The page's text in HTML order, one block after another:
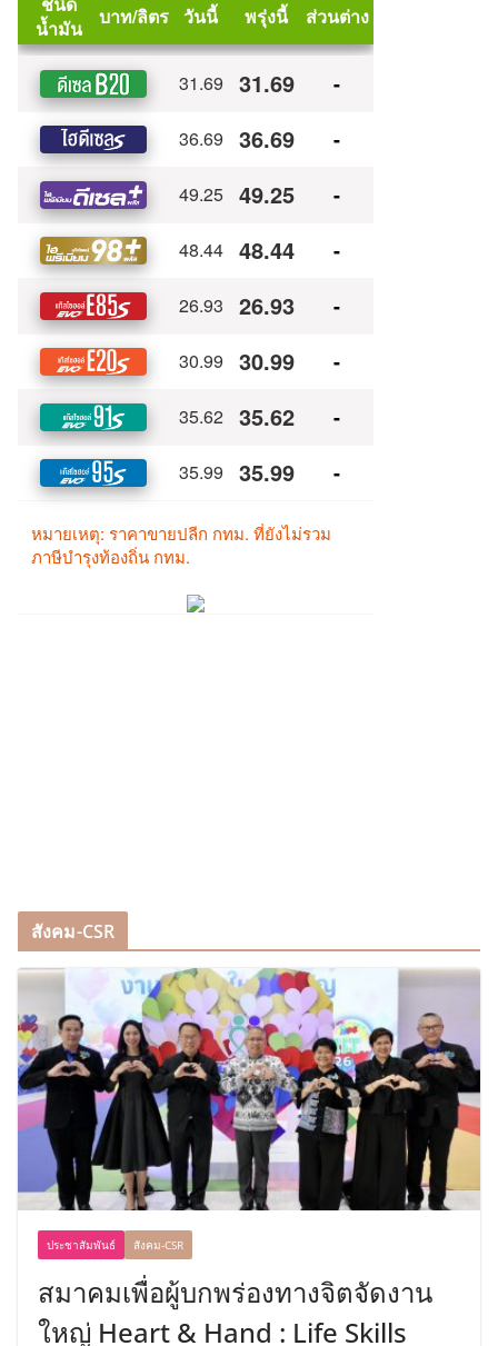
สังคม-CSR
ประชาสัมพันธ์ สังคม-CSR
สมาคมเพื่อผู้บกพร่องทางจิตจัดงาน
ใหญ่ Heart & Hand : Life Skills